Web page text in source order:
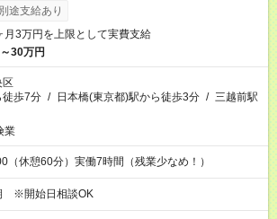
途支給あり
月3万円を上限として実費支給
30万円
区
徒歩7分 / 日本橋(東京都)駅から徒歩3分 / 三越前駅
業
（休憩60分）実働7時間（残業少なめ！）
※開始日相談OK